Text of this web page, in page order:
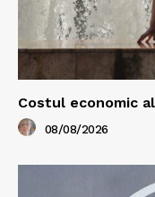
Costul economic
08/08/2026